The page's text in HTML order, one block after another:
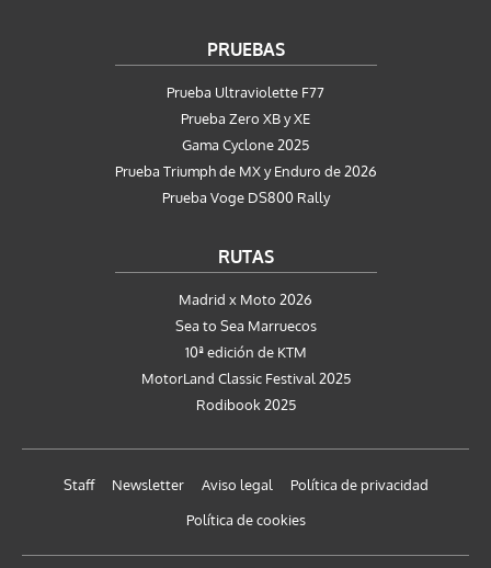
PRUEBAS
Prueba Ultraviolette F77
Prueba Zero XB y XE
Gama Cyclone 2025
Prueba Triumph de MX y Enduro de 2026
Prueba Voge DS800 Rally
RUTAS
Madrid x Moto 2026
Sea to Sea Marruecos
10ª edición de KTM
MotorLand Classic Festival 2025
Rodibook 2025
Staff Newsletter Aviso legal
Política de privacidad
Política de cookies